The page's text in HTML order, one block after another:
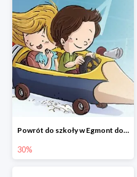
Powrót do szkoły w Egmont do -30%
30%